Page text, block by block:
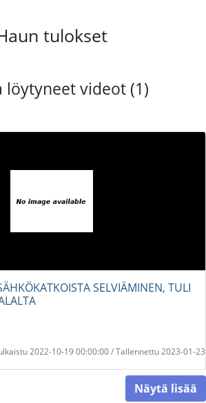
tulokset
löytyneet videot (1)
SELVIÄMINEN, TULI
2022-10-19 00:00:00 / Tallennettu 2023-01-23
Näytä lisää